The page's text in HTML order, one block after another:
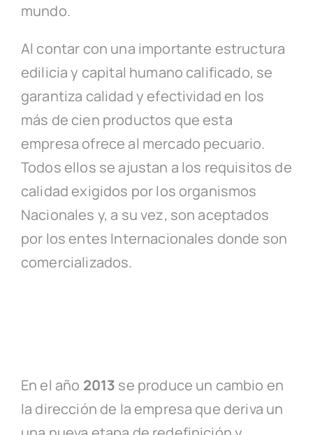
mundo.
Al contar con una importante estructura
edilicia y capital humano calificado, se
garantiza calidad y efectividad en los
más de cien productos que esta
empresa ofrece al mercado pecuario.
Todos ellos se ajustan a los requisitos de
calidad exigidos por los organismos
Nacionales y, a su vez, son aceptados
por los entes Internacionales donde son
comercializados.
En el año 2013 se produce un cambio en
la dirección de la empresa que deriva un